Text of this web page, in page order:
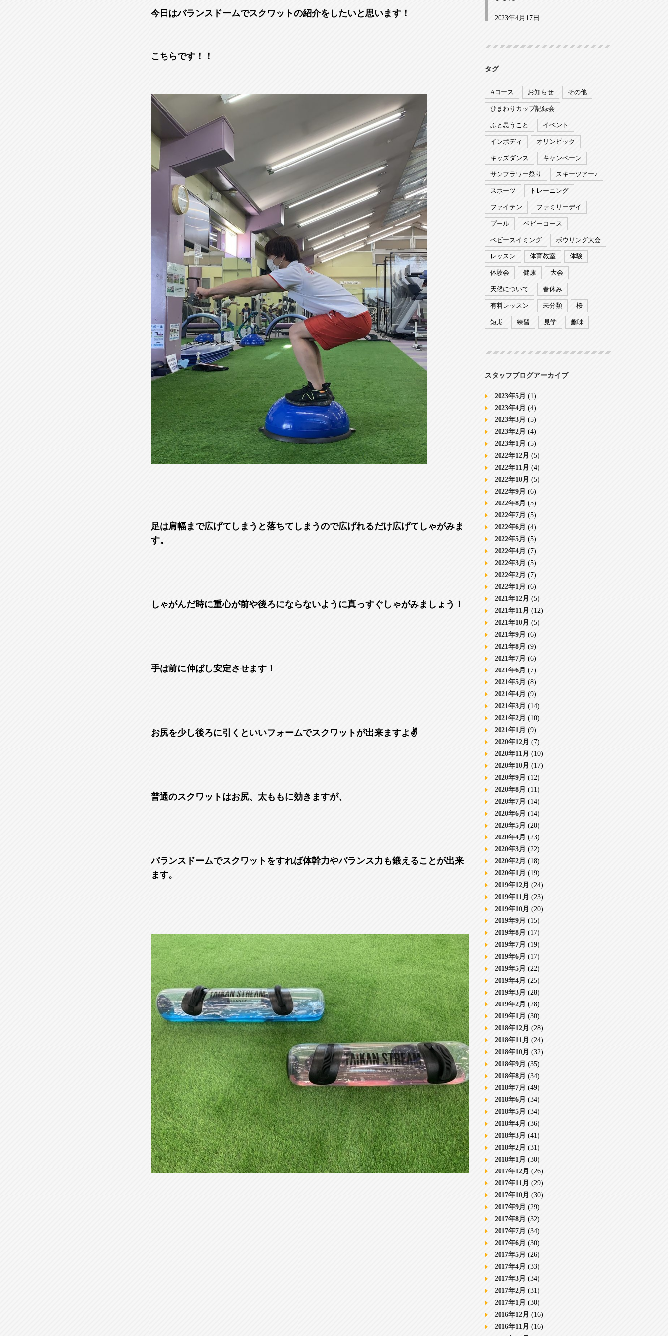
今日はバランスドームでスクワットの紹介をしたいと思います！
こちらです！！
足は肩幅まで広げてしまうと落ちてしまうので広げれるだけ広げてしゃがみま
す。
しゃがんだ時に重心が前や後ろにならないように真っすぐしゃがみましょう！
手は前に伸ばし安定させます！
お尻を少し後ろに引くといいフォームでスクワットが出来ますよ✌
普通のスクワットはお尻、太ももに効きますが、
バランスドームでスクワットをすれば体幹力やバランス力も鍛えることが出来
ます。
2023年4月17日
タグ
Aコース お知らせ その他
ひまわりカップ記録会
ふと思うこと イベント
インボディ オリンピック
キッズダンス キャンペーン
サンフラワー祭り スキーツアー♪
スポーツ トレーニング
ファイテン ファミリーデイ
プール ベビーコース
ベビースイミング ボウリング大会
レッスン 体育教室 体験
体験会 健康 大会
天候について 春休み
有料レッスン 未分類 桜
短期 練習 見学 趣味
スタッフブログアーカイブ
2023年5月 (1)
2023年4月 (4)
2023年3月 (5)
2023年2月 (4)
2023年1月 (5)
2022年12月 (5)
2022年11月 (4)
2022年10月 (5)
2022年9月 (6)
2022年8月 (5)
2022年7月 (5)
2022年6月 (4)
2022年5月 (5)
2022年4月 (7)
2022年3月 (5)
2022年2月 (7)
2022年1月 (6)
2021年12月 (5)
2021年11月 (12)
2021年10月 (5)
2021年9月 (6)
2021年8月 (9)
2021年7月 (6)
2021年6月 (7)
2021年5月 (8)
2021年4月 (9)
2021年3月 (14)
2021年2月 (10)
2021年1月 (9)
2020年12月 (7)
2020年11月 (10)
2020年10月 (17)
2020年9月 (12)
2020年8月 (11)
2020年7月 (14)
2020年6月 (14)
2020年5月 (20)
2020年4月 (23)
2020年3月 (22)
2020年2月 (18)
2020年1月 (19)
2019年12月 (24)
2019年11月 (23)
2019年10月 (20)
2019年9月 (15)
2019年8月 (17)
2019年7月 (19)
2019年6月 (17)
2019年5月 (22)
2019年4月 (25)
2019年3月 (28)
2019年2月 (28)
2019年1月 (30)
2018年12月 (28)
2018年11月 (24)
2018年10月 (32)
2018年9月 (35)
2018年8月 (34)
2018年7月 (49)
2018年6月 (34)
2018年5月 (34)
2018年4月 (36)
2018年3月 (41)
2018年2月 (31)
2018年1月 (30)
2017年12月 (26)
2017年11月 (29)
2017年10月 (30)
2017年9月 (29)
2017年8月 (32)
2017年7月 (34)
2017年6月 (30)
2017年5月 (26)
2017年4月 (33)
2017年3月 (34)
2017年2月 (31)
2017年1月 (30)
2016年12月 (16)
2016年11月 (16)